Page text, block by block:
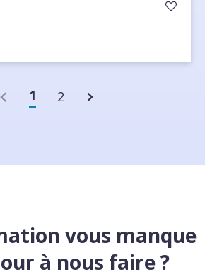
1 2
vous manque
à nous faire ?